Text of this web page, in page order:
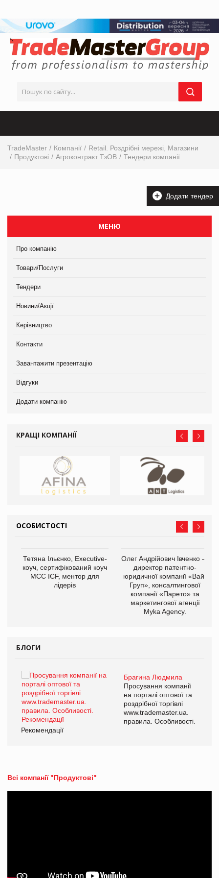
TradeMaster Компанії
Retail. Роздрібні мережі, Магазини
Продуктові
Агроконтракт ТзОВ Тендери компанії
Додати тендер
МЕНЮ
Про компанію
Товари/Послуги
Тендери
Новини/Акції
Керівництво
Контакти
Завантажити презентацію
Відгуки
Додати компанію
КРАЩІ КОМПАНІЇ
ОСОБИСТОСТІ
Тетяна Ільєнко, Executive-
коуч, сертифікований коуч
МСС ICF, ментор для
лідерів
Олег Андрійович Івченко —
директор патентно-
юридичної компанії «Вайз
Груп», консалтингової
компанії «Парето» та
маркетингової агенції
Myka Agency.
БЛОГИ
Брагина Людмила
Просування компанії
на порталі оптової та
роздрібної торгівлі
www.trademaster.ua.
правила. Особливості.
Рекомендації
Всі компанії "Продуктові"